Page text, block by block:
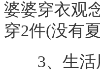
婆婆穿衣观
穿2件(没有
3、生活用